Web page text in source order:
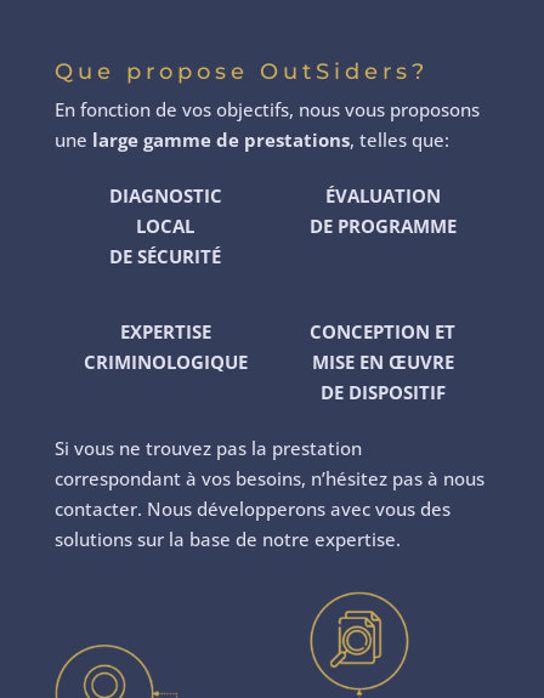
Que propose OutSiders?
En fonction de vos objectifs, nous vous proposons
une large gamme de prestations, telles que:
DIAGNOSTIC
LOCAL
DE SÉCURITÉ
ÉVALUATION
DE PROGRAMME
EXPERTISE
CRIMINOLOGIQUE
CONCEPTION ET
MISE EN ŒUVRE
DE DISPOSITIF
Si vous ne trouvez pas la prestation
correspondant à vos besoins, n’hésitez pas à nous
contacter. Nous développerons avec vous des
solutions sur la base de notre expertise.